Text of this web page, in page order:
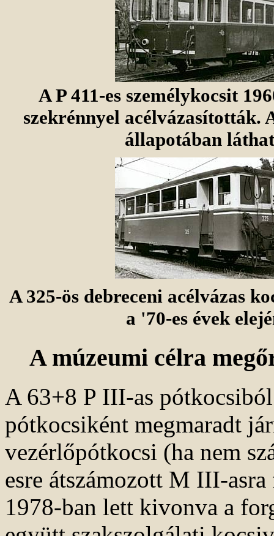
A P 411-es személykocsit
szekrénnyel acélvázasították.
állapotában
A 325-ös debreceni acélvázas
a '70-es évek
A múzeumi célra
A 63+8 P III-as
pótkocsiként megmaradt
vezérlőpótkocsi (ha nem
esre átszámozott M III-
1978-ban lett kivonva a